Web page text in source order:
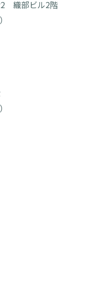
織部ビル2階